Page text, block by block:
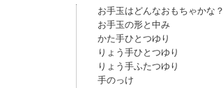
お手玉はどんなおもちゃかな？
お手玉の形と中み
かた手ひとつゆり
りょう手ひとつゆり
りょう手ふたつゆり
手のっけ